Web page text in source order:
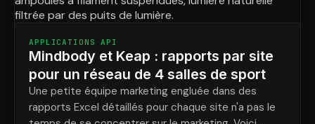
APPLICATIONS API
Mindbody et Keap : rapports par site
pour un réseau de 4 salles de sport
Une petite équipe marketing engluée dans des
rapports Excel détaillés pour chaque site n'a pas le